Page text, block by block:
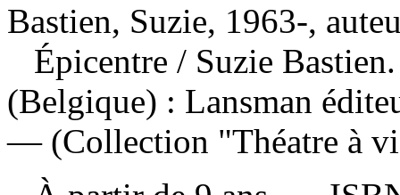
Bastien, Suzie, 1963-,
Épicentre / Suzie
(Belgique) : Lansman
— (Collection "Théatre à